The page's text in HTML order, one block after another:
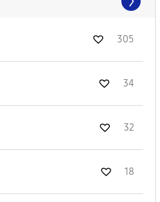
305
34
32
18